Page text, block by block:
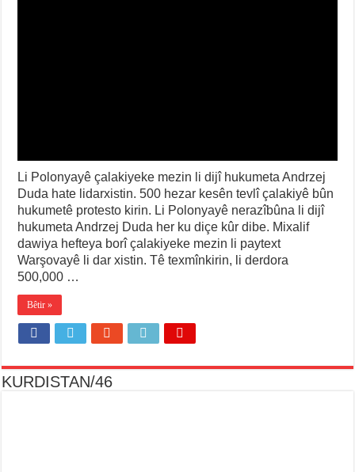
Li Polonyayê çalakiyeke mezin li dijî hukumeta Andrzej
Duda hate lidarxistin. 500 hezar kesên tevlî çalakiyê bûn
hukumetê protesto kirin. Li Polonyayê nerazîbûna li dijî
hukumeta Andrzej Duda her ku diçe kûr dibe. Mixalif
dawiya hefteya borî çalakiyeke mezin li paytext
Warşovayê li dar xistin. Tê texmînkirin, li derdora
500,000 …
Bêtir »
KURDISTAN/46